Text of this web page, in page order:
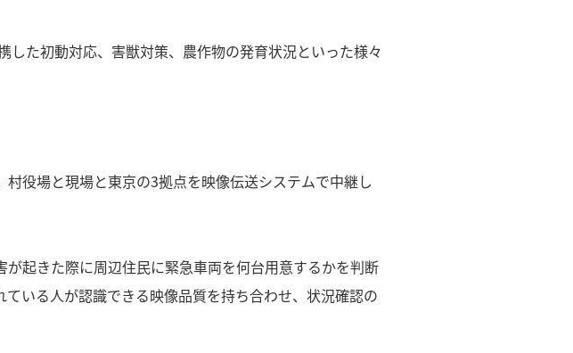
た初動対応、害獣対策、農作物の発育状況といった様々
役場と現場と東京の3拠点を映像伝送システムで中継し
起きた際に周辺住民に緊急車両を何台用意するかを判断
いる人が認識できる映像品質を持ち合わせ、状況確認の